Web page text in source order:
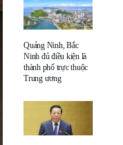
Quảng Ninh, Bắc
Ninh đủ điều kiện là
thành phố trực thuộc
Trung ương